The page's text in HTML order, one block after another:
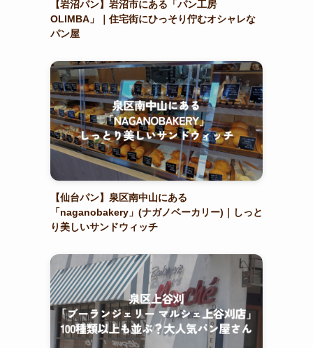
【岩沼パン】岩沼市にある「パン工房
OLIMBA」｜住宅街にひっそり佇むオシャレな
パン屋
【仙台パン】泉区南中山にある
「naganobakery」(ナガノベーカリー)｜しっと
り美しいサンドウィッチ